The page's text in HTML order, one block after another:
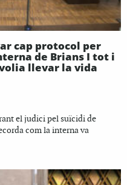
cap protocol per
de Brians I tot i
llevar la vida
el judici pel suïcidi de
com la interna va